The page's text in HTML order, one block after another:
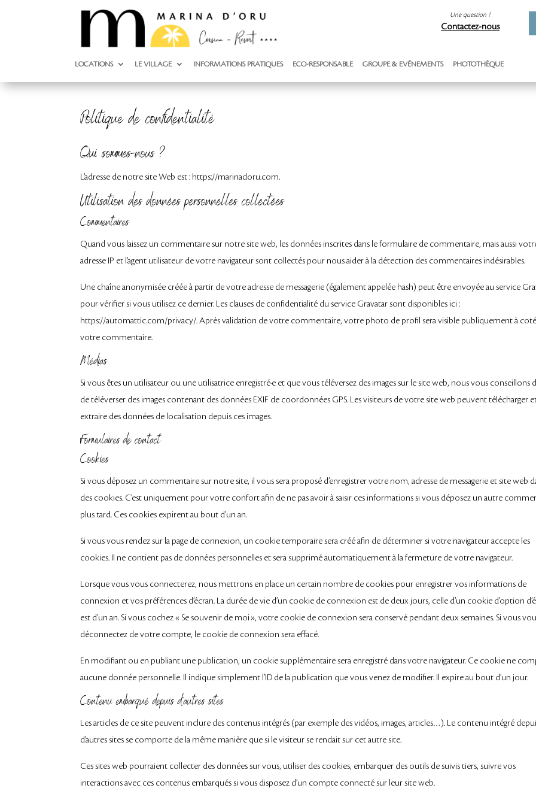
Une question ?
Contactez-nous
LOCATIONS LE VILLAGE INFORMATIONS PRATIQUES ECO-RESPONSABLE GROUPE & EVÉNEMENTS PHOTOTHÈQUE
Politique de confidentialité
Qui sommes-nous ?
L’adresse de notre site Web est : https://marinadoru.com.
Utilisation des données personnelles collectées
Commentaires
Quand vous laissez un commentaire sur notre site web, les données inscrites dans le formulaire de commentaire, mais aussi
adresse IP et l’agent utilisateur de votre navigateur sont collectés pour nous aider à la détection des commentaires indésirables.
Une chaîne anonymisée créée à partir de votre adresse de messagerie (également appelée hash) peut être envoyée au service
pour vérifier si vous utilisez ce dernier. Les clauses de confidentialité du service Gravatar sont disponibles ici :
https://automattic.com/privacy/. Après validation de votre commentaire, votre photo de profil sera visible publiquement à
votre commentaire.
Médias
Si vous êtes un utilisateur ou une utilisatrice enregistré·e et que vous téléversez des images sur le site web, nous vous conseillons
de téléverser des images contenant des données EXIF de coordonnées GPS. Les visiteurs de votre site web peuvent télécharger
extraire des données de localisation depuis ces images.
Formulaires de contact
Cookies
Si vous déposez un commentaire sur notre site, il vous sera proposé d’enregistrer votre nom, adresse de messagerie et site web
des cookies. C’est uniquement pour votre confort afin de ne pas avoir à saisir ces informations si vous déposez un autre
plus tard. Ces cookies expirent au bout d’un an.
Si vous vous rendez sur la page de connexion, un cookie temporaire sera créé afin de déterminer si votre navigateur accepte les
cookies. Il ne contient pas de données personnelles et sera supprimé automatiquement à la fermeture de votre navigateur.
Lorsque vous vous connecterez, nous mettrons en place un certain nombre de cookies pour enregistrer vos informations de
connexion et vos préférences d’écran. La durée de vie d’un cookie de connexion est de deux jours, celle d’un cookie d’option
est d’un an. Si vous cochez « Se souvenir de moi », votre cookie de connexion sera conservé pendant deux semaines. Si vous
déconnectez de votre compte, le cookie de connexion sera effacé.
En modifiant ou en publiant une publication, un cookie supplémentaire sera enregistré dans votre navigateur. Ce cookie ne
aucune donnée personnelle. Il indique simplement l’ID de la publication que vous venez de modifier. Il expire au bout d’un jour.
Contenu embarqué depuis d’autres sites
Les articles de ce site peuvent inclure des contenus intégrés (par exemple des vidéos, images, articles…). Le contenu intégré
d’autres sites se comporte de la même manière que si le visiteur se rendait sur cet autre site.
Ces sites web pourraient collecter des données sur vous, utiliser des cookies, embarquer des outils de suivis tiers, suivre vos
interactions avec ces contenus embarqués si vous disposez d’un compte connecté sur leur site web.